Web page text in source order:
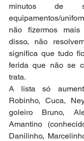
minutos de
equipamentos/
não fizermos
disso, não
significa que tudo
ferida que não se
trata.
A lista só
Robinho, Cuca,
goleiro Bruno,
Amantino
Danilinho,